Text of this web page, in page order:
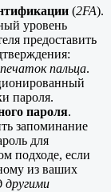
(2FA).
уровень
предоставить
пальца.
пароля.
пароля.
запоминание
для
подходе, если
из ваших
другими